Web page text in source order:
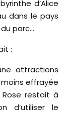
d’Alice
dans le pays
parc…
:
attractions
effrayée
restait à
d’utiliser le